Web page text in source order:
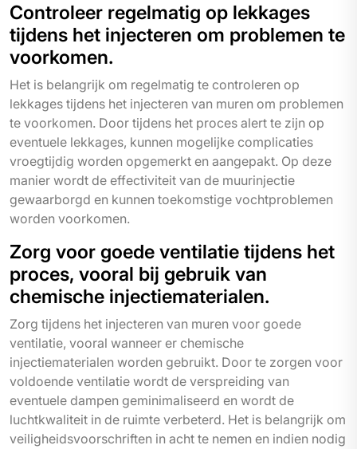
Controleer regelmatig op lekkages
tijdens het injecteren om problemen te
voorkomen.
Het is belangrijk om regelmatig te controleren op
lekkages tijdens het injecteren van muren om problemen
te voorkomen. Door tijdens het proces alert te zijn op
eventuele lekkages, kunnen mogelijke complicaties
vroegtijdig worden opgemerkt en aangepakt. Op deze
manier wordt de effectiviteit van de muurinjectie
gewaarborgd en kunnen toekomstige vochtproblemen
worden voorkomen.
Zorg voor goede ventilatie tijdens het
proces, vooral bij gebruik van
chemische injectiematerialen.
Zorg tijdens het injecteren van muren voor goede
ventilatie, vooral wanneer er chemische
injectiematerialen worden gebruikt. Door te zorgen voor
voldoende ventilatie wordt de verspreiding van
eventuele dampen geminimaliseerd en wordt de
luchtkwaliteit in de ruimte verbeterd. Het is belangrijk om
veiligheidsvoorschriften in acht te nemen en indien nodig